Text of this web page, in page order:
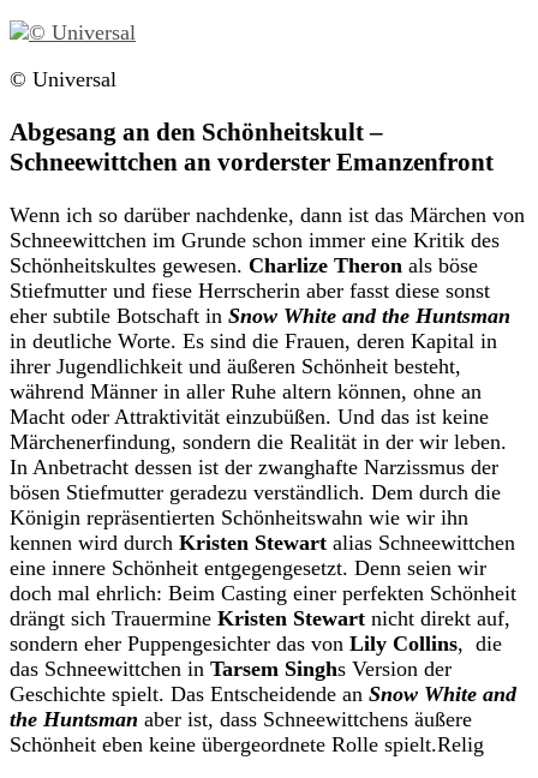
© Universal
Abgesang an den Schönheitskult –
Schneewittchen an vorderster Emanzenfront
Wenn ich so darüber nachdenke, dann ist das Märchen von
Schneewittchen im Grunde schon immer eine Kritik des
Schönheitskultes gewesen. Charlize Theron als böse
Stiefmutter und fiese Herrscherin aber fasst diese sonst
eher subtile Botschaft in Snow White and the Huntsman
in deutliche Worte. Es sind die Frauen, deren Kapital in
ihrer Jugendlichkeit und äußeren Schönheit besteht,
während Männer in aller Ruhe altern können, ohne an
Macht oder Attraktivität einzubüßen. Und das ist keine
Märchenerfindung, sondern die Realität in der wir leben.
In Anbetracht dessen ist der zwanghafte Narzissmus der
bösen Stiefmutter geradezu verständlich. Dem durch die
Königin repräsentierten Schönheitswahn wie wir ihn
kennen wird durch Kristen Stewart alias Schneewittchen
eine innere Schönheit entgegengesetzt. Denn seien wir
doch mal ehrlich: Beim Casting einer perfekten Schönheit
drängt sich Trauermine Kristen Stewart nicht direkt auf,
sondern eher Puppengesichter das von Lily Collins, die
das Schneewittchen in Tarsem Singhs Version der
Geschichte spielt. Das Entscheidende an Snow White and
the Huntsman aber ist, dass Schneewittchens äußere
Schönheit eben keine übergeordnete Rolle spielt.Relig